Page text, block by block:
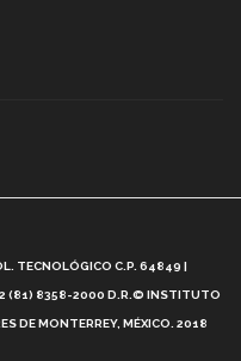
Tec? (video)
TECNOLÓGICO C.P. 64849 |
(81) 8358-2000 D.R.© INSTITUTO
DE MONTERREY, MÉXICO. 2018